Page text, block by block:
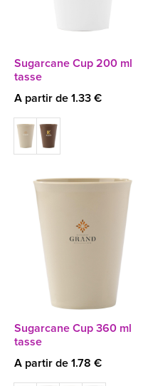
Sugarcane Cup 200 ml
tasse
A partir de 1.33 €
Sugarcane Cup 360 ml
tasse
A partir de 1.78 €